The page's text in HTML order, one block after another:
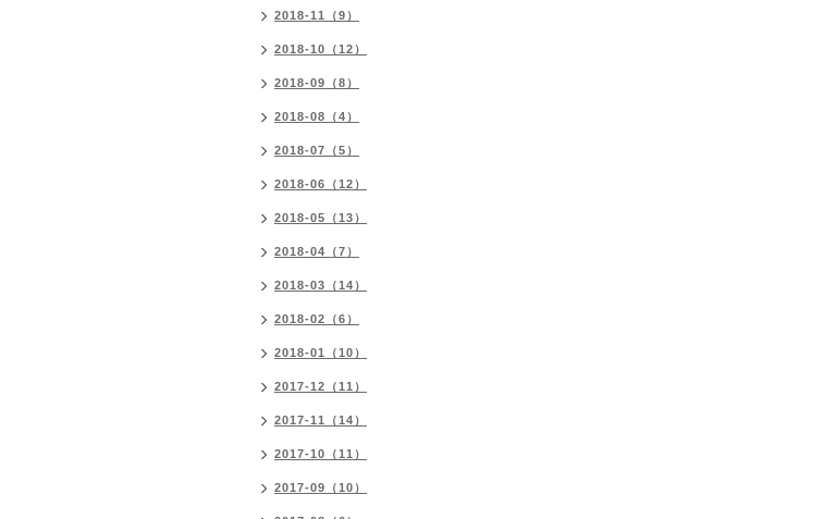
2018-11（9）
2018-10（12）
2018-09（8）
2018-08（4）
2018-07（5）
2018-06（12）
2018-05（13）
2018-04（7）
2018-03（14）
2018-02（6）
2018-01（10）
2017-12（11）
2017-11（14）
2017-10（11）
2017-09（10）